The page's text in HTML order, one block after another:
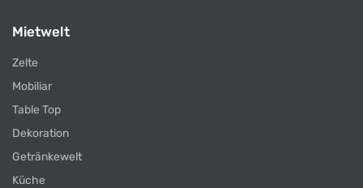
Mietwelt
Zelte
Mobiliar
Table Top
Dekoration
Getränkewelt
Küche